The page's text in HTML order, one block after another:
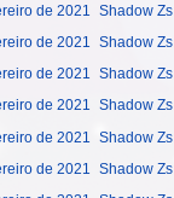
de 2021 Shadow Zs
de 2021 Shadow Zs
de 2021 Shadow Zs
de 2021 Shadow Zs
de 2021 Shadow Zs
de 2021 Shadow Zs